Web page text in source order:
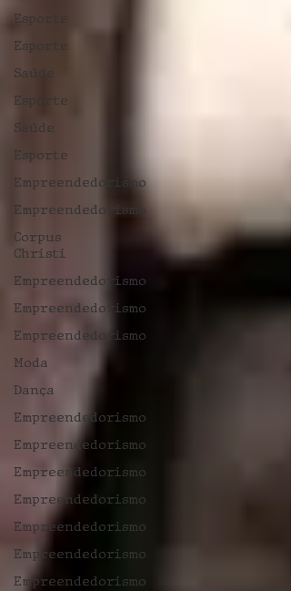
Esporte
Esporte
Saúde
Esporte
Saúde
Esporte
Empreendedorismo
Empreendedorismo
Corpus
Christi
Empreendedorismo
Empreendedorismo
Empreendedorismo
Moda
Dança
Empreendedorismo
Empreendedorismo
Empreendedorismo
Empreendedorismo
Empreendedorismo
Empreendedorismo
Empreendedorismo